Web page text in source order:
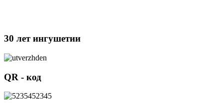
30 лет ингушетии
QR - код